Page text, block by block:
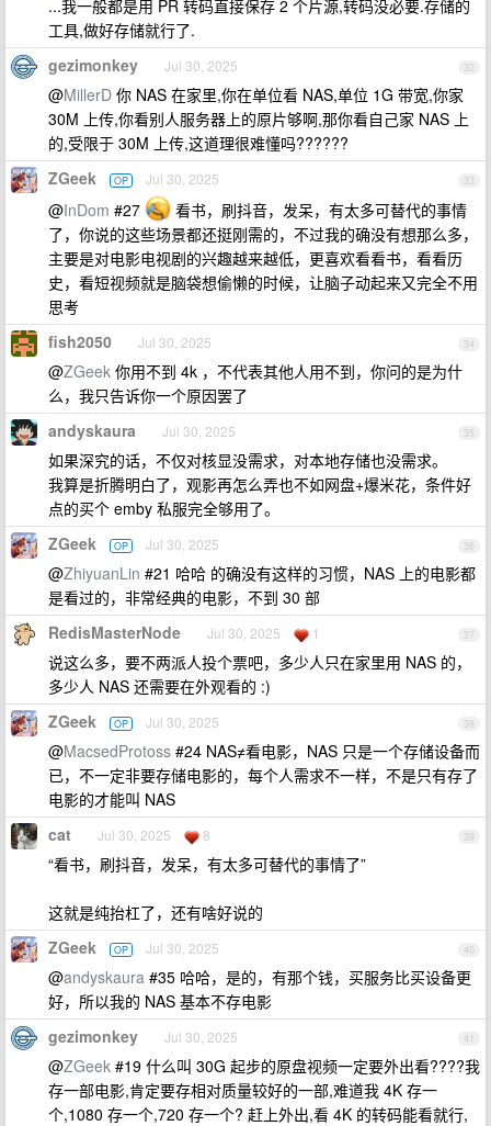
...我一般都是用 PR 转码直接保存 2 个片源,转码没必要.存储的
工具,做好存储就行了.
32
gezimonkey Jul 30, 2025
@MillerD 你 NAS 在家里,你在单位看 NAS,单位 1G 带宽,你家
30M 上传,你看别人服务器上的原片够啊,那你看自己家 NAS 上
的,受限于 30M 上传,这道理很难懂吗??????
33
ZGeek OP Jul 30, 2025
@InDom #27
看书，刷抖音，发呆，有太多可替代的事情
了，你说的这些场景都还挺刚需的，不过我的确没有想那么多，
主要是对电影电视剧的兴趣越来越低，更喜欢看看书，看看历
史，看短视频就是脑袋想偷懒的时候，让脑子动起来又完全不用
思考
34
fish2050 Jul 30, 2025
@ZGeek 你用不到 4k ，不代表其他人用不到，你问的是为什
么，我只告诉你一个原因罢了
35
andyskaura Jul 30, 2025
如果深究的话，不仅对核显没需求，对本地存储也没需求。
我算是折腾明白了，观影再怎么弄也不如网盘+爆米花，条件好
点的买个 emby 私服完全够用了。
36
ZGeek OP Jul 30, 2025
@ZhiyuanLin #21 哈哈 的确没有这样的习惯，NAS 上的电影都
是看过的，非常经典的电影，不到 30 部
37
RedisMasterNode Jul 30, 2025 1
说这么多，要不两派人投个票吧，多少人只在家里用 NAS 的，
多少人 NAS 还需要在外观看的 :)
38
ZGeek OP Jul 30, 2025
@MacsedProtoss #24 NAS≠看电影，NAS 只是一个存储设备而
已，不一定非要存储电影的，每个人需求不一样，不是只有存了
电影的才能叫 NAS
39
cat Jul 30, 2025 8
“看书，刷抖音，发呆，有太多可替代的事情了”
这就是纯抬杠了，还有啥好说的
40
ZGeek OP Jul 30, 2025
@andyskaura #35 哈哈，是的，有那个钱，买服务比买设备更
好，所以我的 NAS 基本不存电影
41
gezimonkey Jul 30, 2025
@ZGeek #19 什么叫 30G 起步的原盘视频一定要外出看????我
存一部电影,肯定要存相对质量较好的一部,难道我 4K 存一
个,1080 存一个,720 存一个? 赶上外出,看 4K 的转码能看就行,